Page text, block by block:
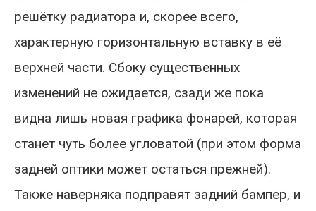
решётку радиатора и, скорее всего,
характерную горизонтальную вставку в её
верхней части. Сбоку существенных
изменений не ожидается, сзади же пока
видна лишь новая графика фонарей, которая
станет чуть более угловатой (при этом форма
задней оптики может остаться прежней).
Также наверняка подправят задний бампер, и